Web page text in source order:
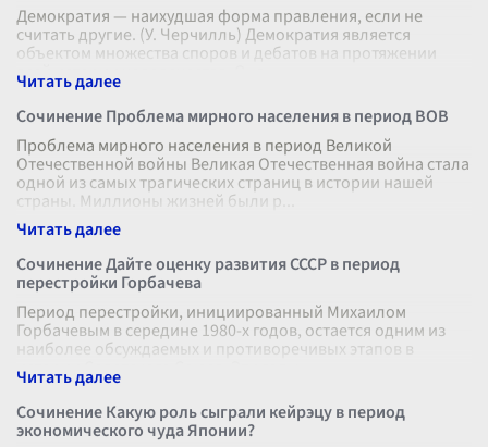
Демократия — наихудшая форма правления, если не
считать другие. (У. Черчилль) Демократия является
объектом множества споров и дебатов на протяжении
всей истории человечества. Она
Сочинение Проблема мирного населения в период ВОВ
Проблема мирного населения в период Великой
Отечественной войны Великая Отечественная война стала
одной из самых трагических страниц в истории нашей
страны. Миллионы жизней были р
Сочинение Дайте оценку развития СССР в период
перестройки Горбачева
Период перестройки, инициированный Михаилом
Горбачевым в середине 1980-х годов, остается одним из
наиболее обсуждаемых и противоречивых этапов в
истории Советского Союза. Эти годы
Сочинение Какую роль сыграли кейрэцу в период
экономического чуда Японии?